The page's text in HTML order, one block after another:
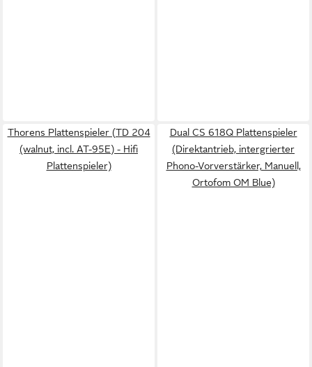
Thorens Plattenspieler (TD 204
(walnut, incl. AT-95E) - Hifi
Plattenspieler)
Dual CS 618Q Plattenspieler
(Direktantrieb, intergrierter
Phono-Vorverstärker, Manuell,
Ortofom OM Blue)